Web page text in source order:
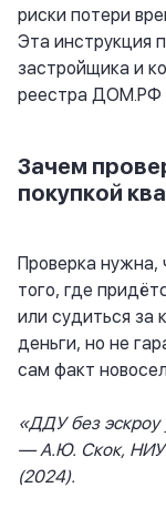
риски потери
Эта инструкция
застройщика и
реестра
Зачем
покупкой
Проверка нужна,
того, где
или судиться за
деньги, но не
сам факт
«ДДУ без эскроу
— А.Ю. Скок,
(2024).